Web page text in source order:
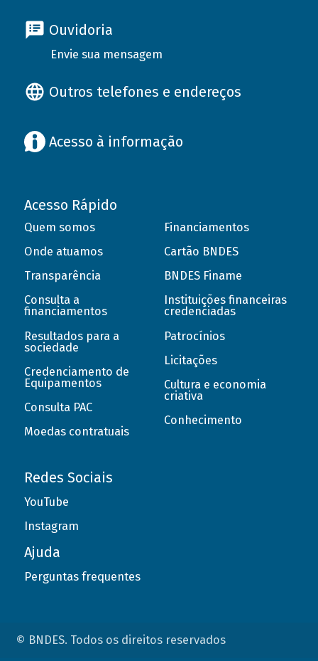
Ouvidoria
Envie sua mensagem
Outros telefones e endereços
Acesso à informação
Acesso Rápido
Quem somos
Onde atuamos
Transparência
Consulta a
financiamentos
Resultados para a
sociedade
Credenciamento de
Equipamentos
Consulta PAC
Moedas contratuais
Financiamentos
Cartão BNDES
BNDES Finame
Instituições financeiras
credenciadas
Patrocínios
Licitações
Cultura e economia
criativa
Conhecimento
Redes Sociais
YouTube
Instagram
Ajuda
Perguntas frequentes
© BNDES. Todos os direitos reservados